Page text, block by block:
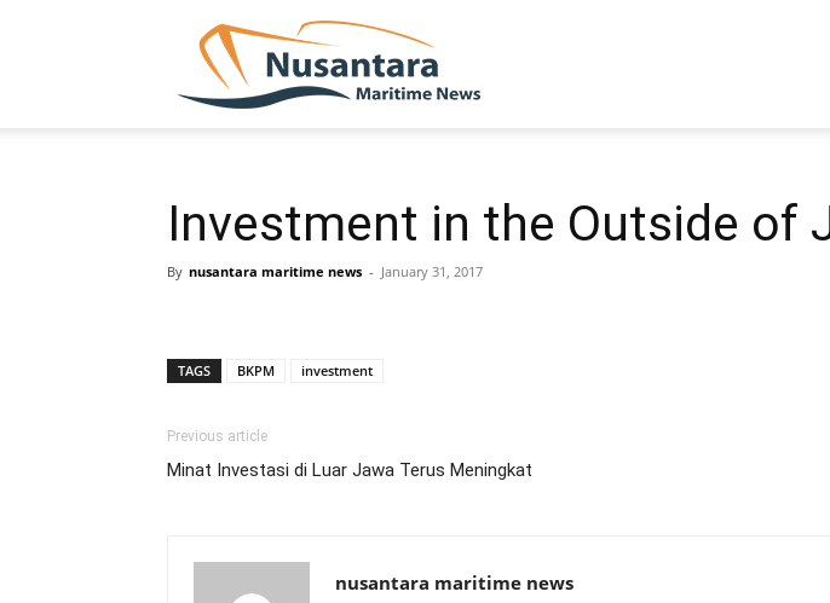
Investment in the Outside of
By nusantara maritime news - January 31, 2017
TAGS BKPM investment
Previous article
Minat Investasi di Luar Jawa Terus Meningkat
nusantara maritime news